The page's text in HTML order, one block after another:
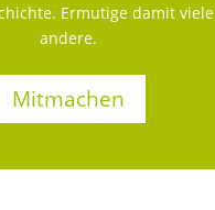
Ermutige damit viele
andere.
Mitmachen